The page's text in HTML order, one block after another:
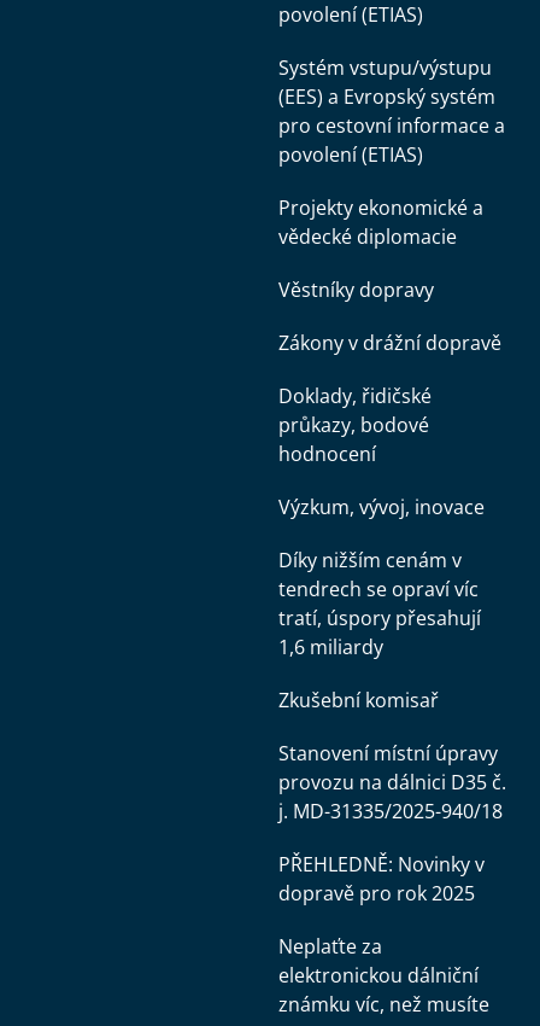
povolení (ETIAS)
Systém vstupu/výstupu
(EES) a Evropský systém
pro cestovní informace a
povolení (ETIAS)
Projekty ekonomické a
vědecké diplomacie
Věstníky dopravy
Zákony v drážní dopravě
Doklady, řidičské
průkazy, bodové
hodnocení
Výzkum, vývoj, inovace
Díky nižším cenám v
tendrech se opraví víc
tratí, úspory přesahují
1,6 miliardy
Zkušební komisař
Stanovení místní úpravy
provozu na dálnici D35 č.
j. MD-31335/2025-940/18
PŘEHLEDNĚ: Novinky v
dopravě pro rok 2025
Neplaťte za
elektronickou dálniční
známku víc, než musíte